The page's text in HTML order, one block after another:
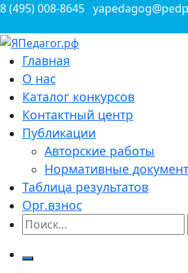
Перейти
содержимому
8 (495) 008-8645
ЯПедагог.рф
Всероссийские конкурсы для
Главная
О нас
Каталог конкурсов
Контактный центр
Публикации
Авторские работы
Нормативные
Таблица результатов
Орг.взнос
Найти: